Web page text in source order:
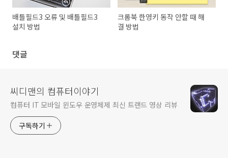
배틀필드3 오류 및 배틀필드3
설치 방법
크롬북 한영키 동작 안할 때 해
결 방법
댓글
씨디맨의 컴퓨터이야기
컴퓨터 IT 모바일 윈도우 운영체제 최신 트랜드 영상 리뷰
구독하기